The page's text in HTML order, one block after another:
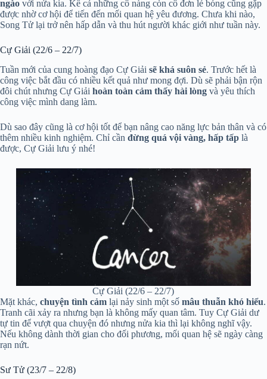
ngào với nửa kia. Kể cả những cô nàng còn cô đơn lẻ bóng cũng gặp
được nhờ cơ hội để tiến đến mối quan hệ yêu đương. Chưa khi nào,
Song Tử lại trở nên hấp dẫn và thu hút người khác giới như tuần này.
Cự Giải (22/6 – 22/7)
Tuần mới của cung hoàng đạo Cự Giải sẽ khá suôn sẻ. Trước hết là
công việc bắt đầu có nhiều kết quả như mong đợi. Dù sẽ phải bận rộn
đôi chút nhưng Cự Giải hoàn toàn cảm thấy hài lòng và yêu thích
công việc mình dang làm.
Dù sao đây cũng là cơ hội tốt để bạn nâng cao năng lực bản thân và có
thêm nhiều kinh nghiệm. Chỉ cần đừng quá vội vàng, hấp tấp là
được, Cự Giải lưu ý nhé!
Cự Giải (22/6 – 22/7)
Mặt khác, chuyện tình cảm lại nảy sinh một số mâu thuẫn khó hiểu.
Tranh cãi xảy ra nhưng bạn là không mấy quan tâm. Tuy Cự Giải dư
tự tin để vượt qua chuyện đó nhưng nửa kia thì lại không nghĩ vậy.
Nếu không dành thời gian cho đối phương, mối quan hệ sẽ ngày càng
rạn nứt.
Sư Tử (23/7 – 22/8)